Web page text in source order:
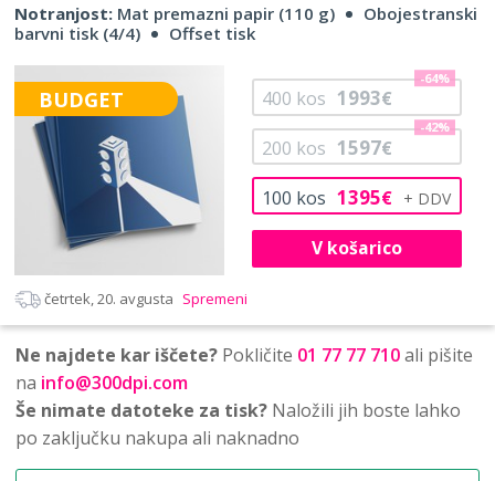
Notranjost: Mat premazni papir (110 g)
Obojestranski
barvni tisk (4/4)
Offset tisk
BUDGET
100 kos 1395€
200 kos 1597€
-42%
400 kos 1993€
-64%
V košarico
četrtek, 20. avgusta Spremeni
Ne najdete kar iščete? Pokličite 01 77 77 710ali pišite
na info@300dpi.com
Še nimate datoteke za tisk? Naložili jih boste lahko
po zaključku nakupa ali naknadno